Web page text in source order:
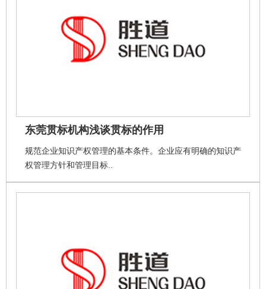
东莞贯标机构浅谈贯标的作用
规范企业知识产权管理的基本条件。企业应有明确的知识产
权管理方针和管理目标..